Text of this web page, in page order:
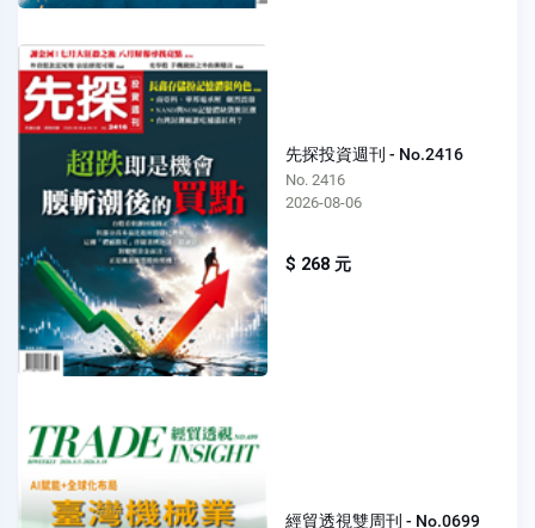
先探投資週刊 - No.2416
No. 2416
2026-08-06
$ 268 元
經貿透視雙周刊 - No.0699